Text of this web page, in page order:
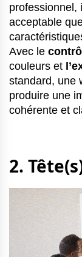
professionnel,
acceptable
Avec le
couleurs et
standard, une
produire une
cohérente et
2.